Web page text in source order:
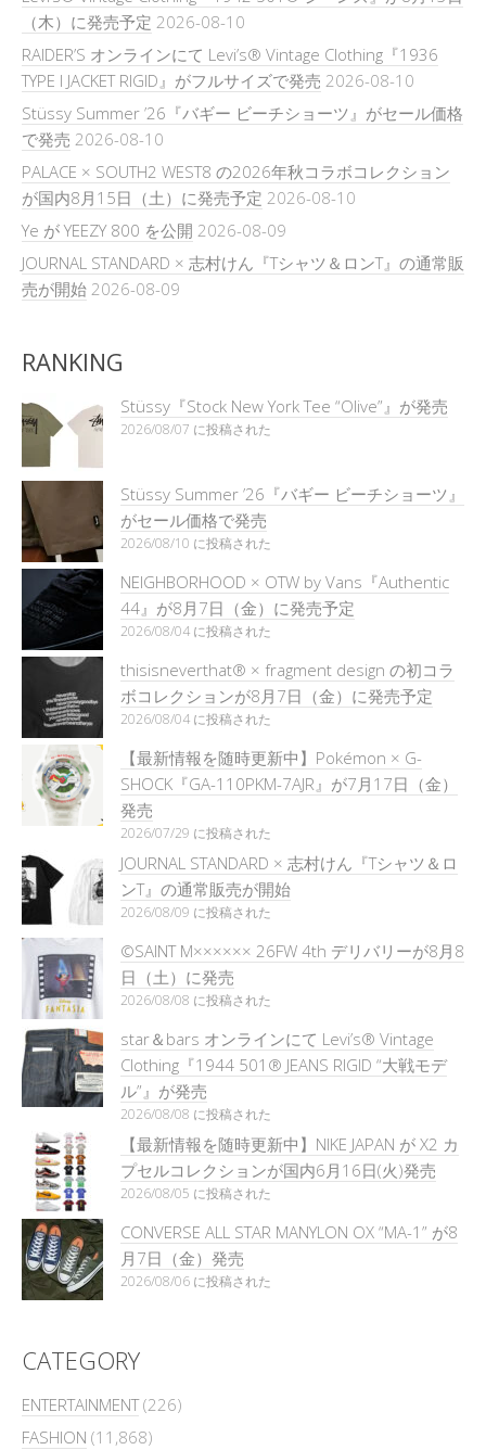
（木）に発売予定 2026-08-10
RAIDER’S オンラインにて Levi’s® Vintage Clothing『1936
TYPE I JACKET RIGID』がフルサイズで発売 2026-08-10
Stüssy Summer ’26『バギー ビーチショーツ』がセール価格
で発売 2026-08-10
PALACE × SOUTH2 WEST8 の2026年秋コラボコレクション
が国内8月15日（土）に発売予定 2026-08-10
Ye が YEEZY 800 を公開 2026-08-09
JOURNAL STANDARD × 志村けん『Tシャツ＆ロンT』の通常販
売が開始 2026-08-09
RANKING
Stüssy『Stock New York Tee “Olive”』が発売
2026/08/07 に投稿された
Stüssy Summer ’26『バギー ビーチショーツ』
がセール価格で発売
2026/08/10 に投稿された
NEIGHBORHOOD × OTW by Vans『Authentic
44』が8月7日（金）に発売予定
2026/08/04 に投稿された
thisisneverthat® × fragment design の初コラ
ボコレクションが8月7日（金）に発売予定
2026/08/04 に投稿された
【最新情報を随時更新中】Pokémon × G-
SHOCK『GA-110PKM-7AJR』が7月17日（金）
発売
2026/07/29 に投稿された
JOURNAL STANDARD × 志村けん『Tシャツ＆ロ
ンT』の通常販売が開始
2026/08/09 に投稿された
©SAINT M×××××× 26FW 4th デリバリーが8月8
日（土）に発売
2026/08/08 に投稿された
star＆bars オンラインにて Levi’s® Vintage
Clothing『1944 501® JEANS RIGID “大戦モデ
ル”』が発売
2026/08/08 に投稿された
【最新情報を随時更新中】NIKE JAPAN が X2 カ
プセルコレクションが国内6月16日(火)発売
2026/08/05 に投稿された
CONVERSE ALL STAR MANYLON OX “MA-1” が8
月7日（金）発売
2026/08/06 に投稿された
CATEGORY
ENTERTAINMENT(226)
FASHION (11,868)